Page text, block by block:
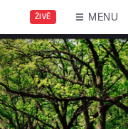
ŽIVĚ MENU